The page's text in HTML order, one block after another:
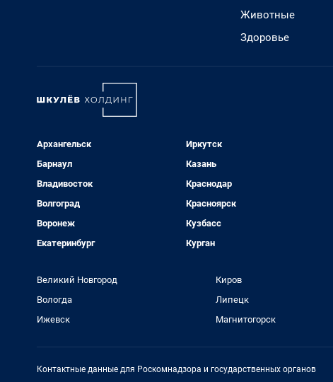
Животные
Здоровье
Архангельск
Барнаул
Владивосток
Волгоград
Воронеж
Екатеринбург
Иркутск
Казань
Краснодар
Красноярск
Кузбасс
Курган
Великий Новгород
Вологда
Ижевск
Киров
Липецк
Магнитогорск
Контактные данные для Роскомнадзора и государственных органов